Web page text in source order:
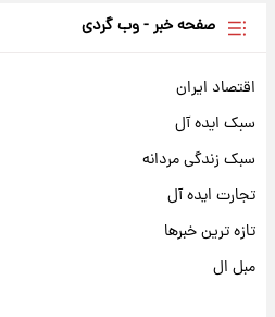
صفحه خبر - وب گردی
اقتصاد ایران
سبک ایده آل
سبک زندگی مردانه
تجارت ایده آل
تازه ترین خبرها
مبل ال